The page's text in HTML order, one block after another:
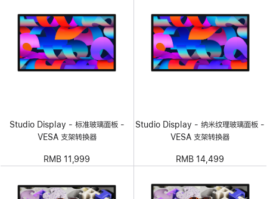
Studio Display - 标准玻璃面板 -
VESA 支架转换器
RMB 11,999
Studio Display - 纳米纹理玻璃面板 -
VESA 支架转换器
RMB 14,499